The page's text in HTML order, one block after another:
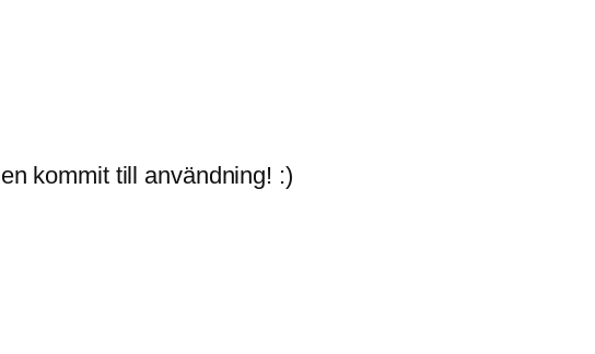
kommit till användning! :)